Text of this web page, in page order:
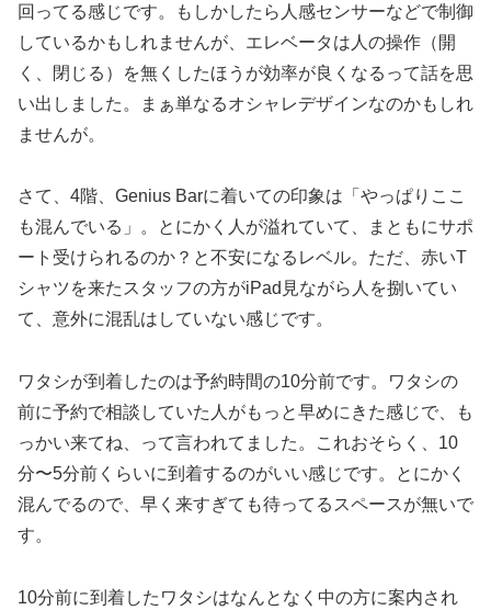
回ってる感じです。もしかしたら人感センサーなどで制御
しているかもしれませんが、エレベータは人の操作（開
く、閉じる）を無くしたほうが効率が良くなるって話を思
い出しました。まぁ単なるオシャレデザインなのかもしれ
ませんが。
さて、4階、Genius Barに着いての印象は「やっぱりここ
も混んでいる」。とにかく人が溢れていて、まともにサポ
ート受けられるのか？と不安になるレベル。ただ、赤いT
シャツを来たスタッフの方がiPad見ながら人を捌いてい
て、意外に混乱はしていない感じです。
ワタシが到着したのは予約時間の10分前です。ワタシの
前に予約で相談していた人がもっと早めにきた感じで、も
っかい来てね、って言われてました。これおそらく、10
分〜5分前くらいに到着するのがいい感じです。とにかく
混んでるので、早く来すぎても待ってるスペースが無いで
す。
10分前に到着したワタシはなんとなく中の方に案内され